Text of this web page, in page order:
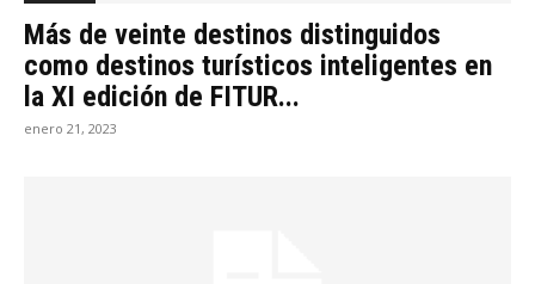
Más de veinte destinos distinguidos
como destinos turísticos inteligentes en
la XI edición de FITUR...
enero 21, 2023